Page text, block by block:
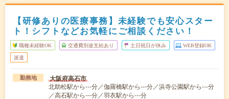
【研修ありの医療事務】未経験でも安心スター
ト！シフトなどお気軽にご相談ください！
職種未経験OK 交通費別途支給あり 土日祝日が休み WEB登録OK
派遣
勤務地 大阪府高石市
北助松駅から---分／伽羅橋駅から---分／浜寺公園駅から---分
／高石駅から---分／羽衣駅から---分